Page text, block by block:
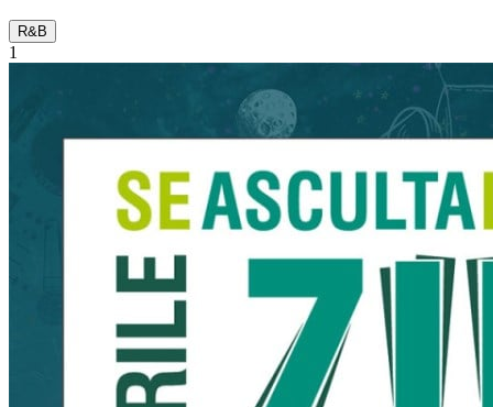
R&B
1